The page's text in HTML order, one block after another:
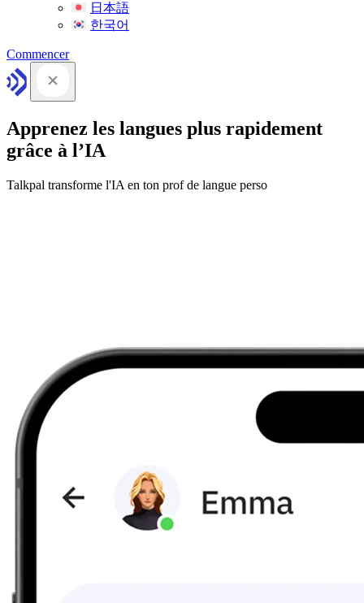
日本語
한국어
Commencer
Apprenez les langues plus rapidement
grâce à l’IA
Talkpal transforme l'IA en ton prof de langue perso